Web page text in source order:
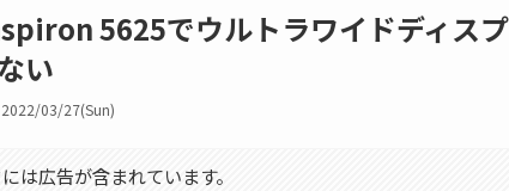
5625でウルトラワイドディス
い
2022/03/27(Sun)
は広告が含まれています。